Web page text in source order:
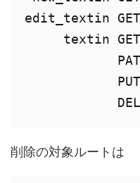
edit_textin
textin
削除の対象ルートは